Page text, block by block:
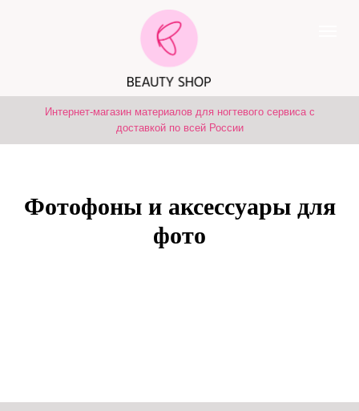
Интернет-магазин материалов для ногтевого сервиса с
доставкой по всей России
Фотофоны и аксессуары для
фото